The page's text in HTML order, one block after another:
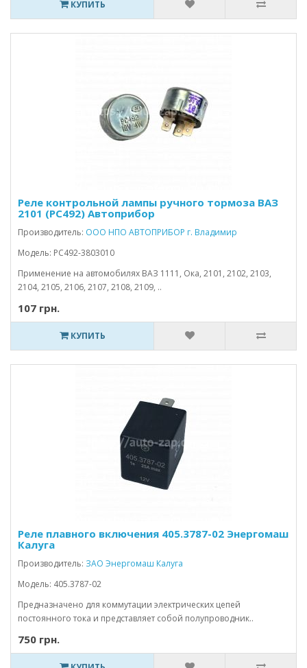
КУПИТЬ
Реле контрольной лампы ручного тормоза ВАЗ
2101 (РС492) Автоприбор
Производитель: ООО НПО АВТОПРИБОР г. Владимир
Модель: РС492-3803010
Применение на автомобилях ВАЗ 1111, Ока, 2101, 2102, 2103,
2104, 2105, 2106, 2107, 2108, 2109, ..
107 грн.
КУПИТЬ
Реле плавного включения 405.3787-02 Энергомаш
Калуга
Производитель: ЗАО Энергомаш Калуга
Модель: 405.3787-02
Предназначено для коммутации электрических цепей
постоянного тока и представляет собой полупроводник..
750 грн.